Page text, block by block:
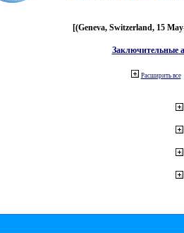
[(Geneva, Switzerland, 15
Заключительные
Расширить все